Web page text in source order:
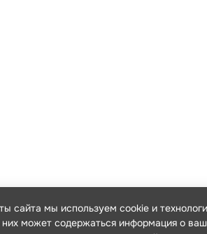
сайта мы используем cookie и
них может содержаться информация о